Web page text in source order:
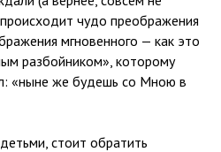
чудо преображения
мгновенного — как это
разбойником», которому
«ныне же будешь со Мною в
стоит обратить